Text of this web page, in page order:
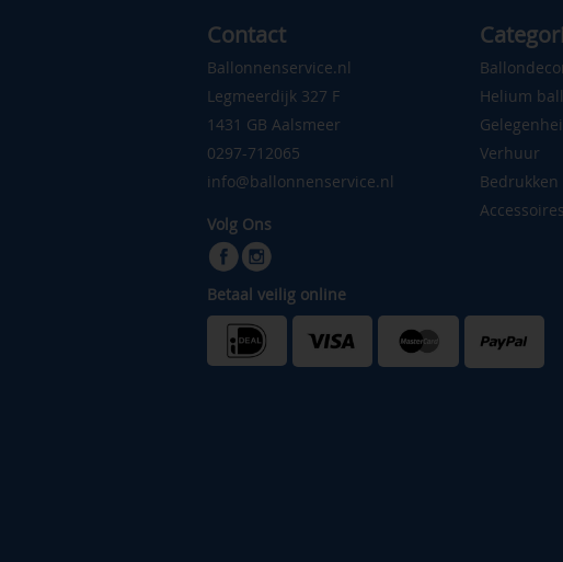
Contact
Ballonnenservice.nl
Legmeerdijk 327 F
1431 GB Aalsmeer
0297-712065
info@ballonnenservice.nl
Volg Ons
Helium
Verhuur
Bedrukken
Accessoires
Betaal veilig online